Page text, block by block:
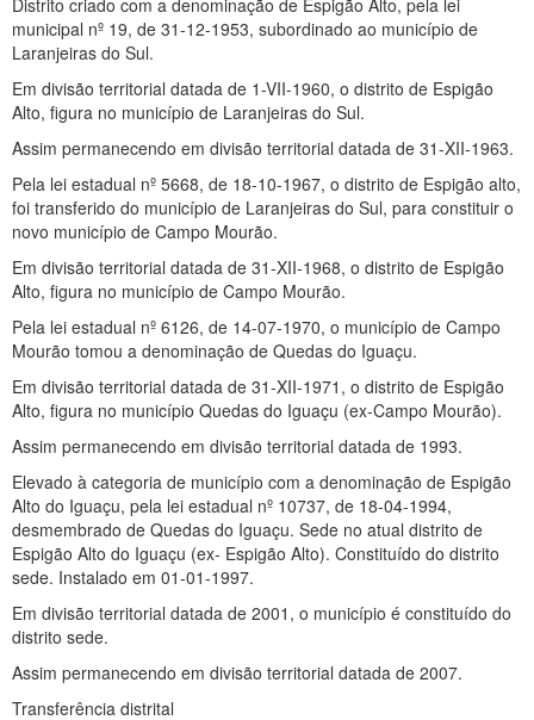
Distrito criado com a denominação de Espigão Alto, pela lei
municipal nº 19, de 31-12-1953, subordinado ao município de
Laranjeiras do Sul.
Em divisão territorial datada de 1-VII-1960, o distrito de Espigão
Alto, figura no município de Laranjeiras do Sul.
Assim permanecendo em divisão territorial datada de 31-XII-1963.
Pela lei estadual nº 5668, de 18-10-1967, o distrito de Espigão alto,
foi transferido do município de Laranjeiras do Sul, para constituir o
novo município de Campo Mourão.
Em divisão territorial datada de 31-XII-1968, o distrito de Espigão
Alto, figura no município de Campo Mourão.
Pela lei estadual nº 6126, de 14-07-1970, o município de Campo
Mourão tomou a denominação de Quedas do Iguaçu.
Em divisão territorial datada de 31-XII-1971, o distrito de Espigão
Alto, figura no município Quedas do Iguaçu (ex-Campo Mourão).
Assim permanecendo em divisão territorial datada de 1993.
Elevado à categoria de município com a denominação de Espigão
Alto do Iguaçu, pela lei estadual nº 10737, de 18-04-1994,
desmembrado de Quedas do Iguaçu. Sede no atual distrito de
Espigão Alto do Iguaçu (ex- Espigão Alto). Constituído do distrito
sede. Instalado em 01-01-1997.
Em divisão territorial datada de 2001, o município é constituído do
distrito sede.
Assim permanecendo em divisão territorial datada de 2007.
Transferência distrital